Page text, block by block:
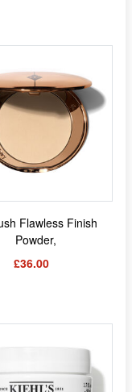
Flawless Finish
Powder,
£36.00